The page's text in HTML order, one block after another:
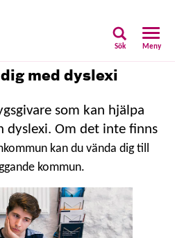
Sök Meny
med dyslexi
som kan hjälpa
dyslexi. Om det inte finns
kan du vända dig till
kommun.